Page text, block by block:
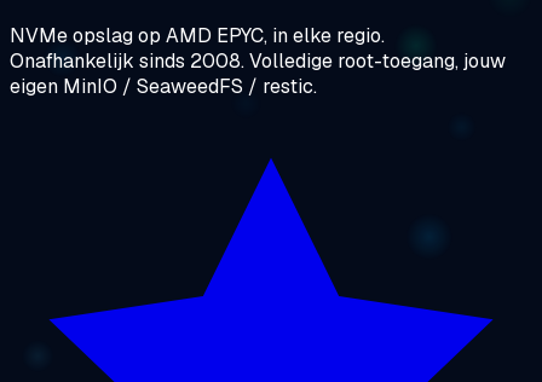
NVMe opslag op AMD EPYC, in elke regio.
Onafhankelijk sinds 2008. Volledige root-toegang, jouw
eigen MinIO / SeaweedFS / restic.